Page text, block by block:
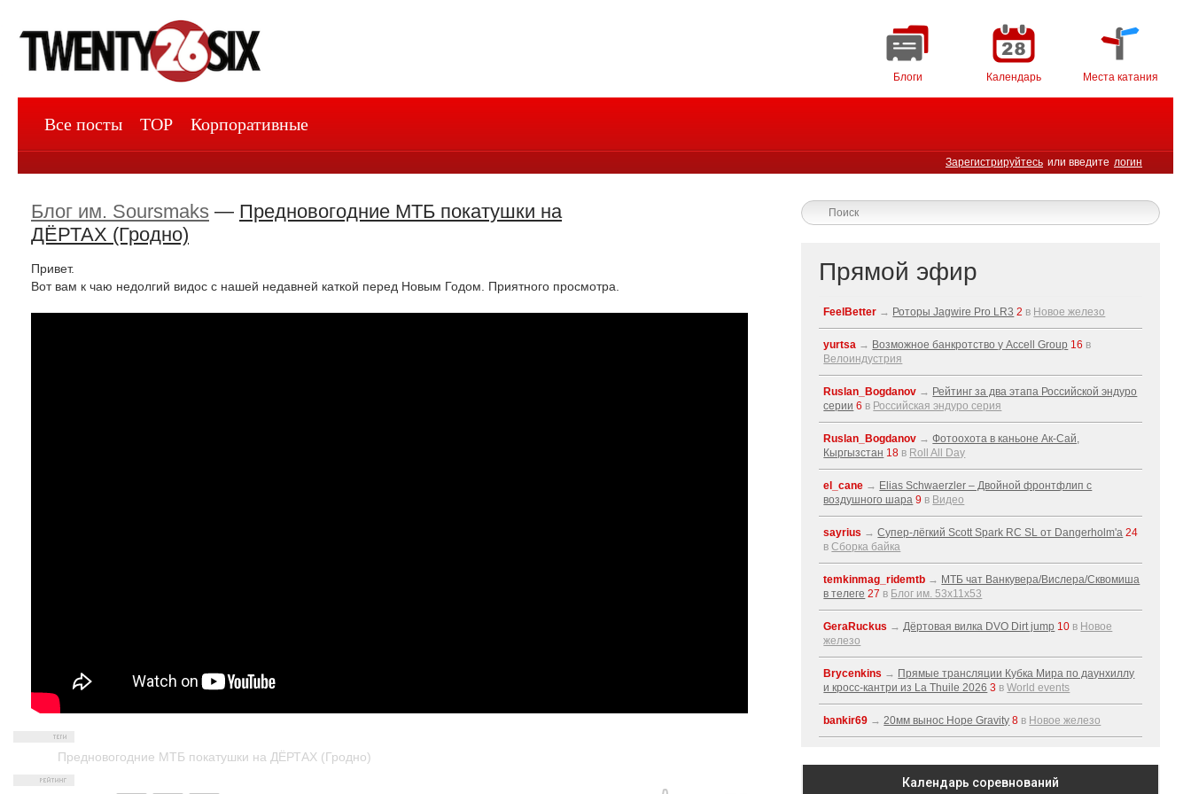
Блоги Календарь Места катания
Зарегистрируйтесь или введите логин
Все посты TOP Корпоративные
Блог им. Soursmaks — Предновогодние МТБ покатушки на
ДЁРТАХ (Гродно)
Привет.
Вот вам к чаю недолгий видос с нашей недавней каткой перед Новым Годом. Приятного просмотра.
Предновогодние МТБ покатушки на ДЁРТАХ (Гродно)
Прямой эфир
FeelBetter → Роторы Jagwire Pro LR3 2 в Новое железо
yurtsa → Возможное банкротство у Accell Group 16 в
Велоиндустрия
Ruslan_Bogdanov → Рейтинг за два этапа Российской эндуро
серии 6 в Российская эндуро серия
Ruslan_Bogdanov →Фотоохота в каньоне Ак-Cай,
Кыргызстан 18 в Roll All Day
el_cane → Elias Schwaerzler – Двойной фронтфлип с
воздушного шара 9 в Видео
sayrius →Супер-лёгкий Scott Spark RC SL от Dangerholm'a 24
вСборка байка
temkinmag_ridemtb → МТБ чат Ванкувера/Вислера/Сквомиша
в телеге 27 в Блог им. 53x11x53
GeraRuckus →Дёртовая вилка DVO Dirt jump 10 в Новое
железо
Brycenkins → Прямые трансляции Кубка Мира по даунхиллу
и кросс-кантри из La Thuile 2026 3 вWorld events
bankir69 →20мм вынос Hope Gravity 8 в Новое железо